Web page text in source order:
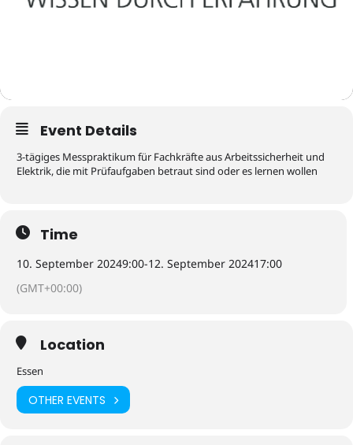
Event Details
3-tägiges Messpraktikum für Fachkräfte aus Arbeitssicherheit und
Elektrik, die mit Prüfaufgaben betraut sind oder es lernen wollen
Time
10. September 20249:00-12. September 202417:00
(GMT+00:00)
Location
Essen
OTHER EVENTS